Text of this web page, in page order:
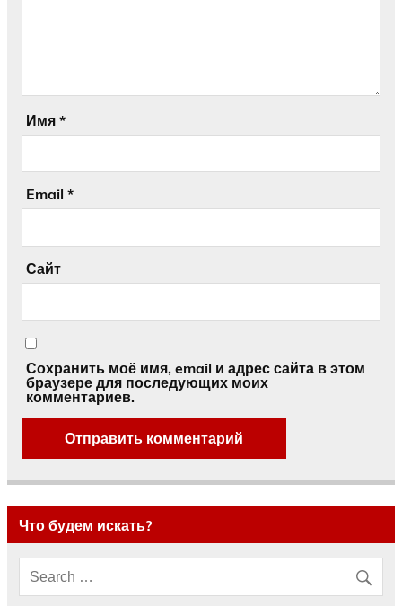
Имя *
Email *
Сайт
Сохранить моё имя, email и адрес сайта в этом
браузере для последующих моих
комментариев.
Что будем искать?